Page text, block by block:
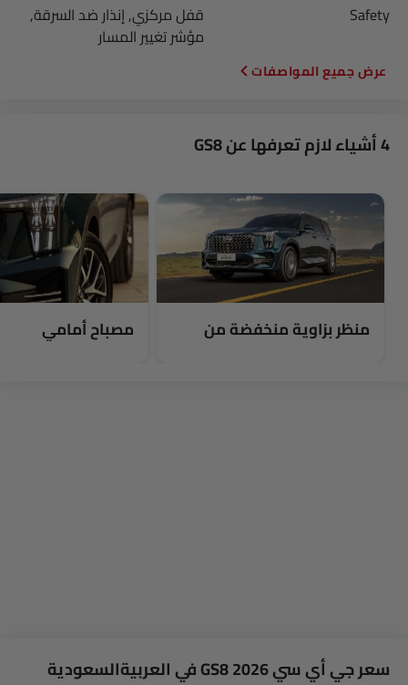
Safety
قفل مركزي, إنذار ضد السرقة,
مؤشر تغيير المسار
المواصفات
4 أشياء لازم تعرفها عن GS8
منظر بزاوية منخفضة من
مصباح أمامي
سعر جي أي سي GS8 2026 في العربيةالسعودية